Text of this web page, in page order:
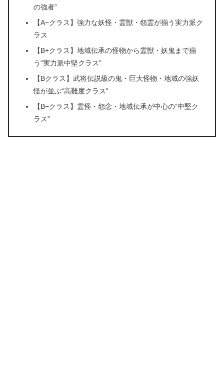
の強者”
【A−クラス】強力な妖怪・霊獣・怨霊が揃う実力派ク
ラス
【B+クラス】地域伝承の怪物から霊獣・妖鬼まで揃
う“実力派中堅クラス”
【Bクラス】武将伝説級の鬼・巨大怪物・地域の強妖
怪が並ぶ“高難度クラス”
【B−クラス】霊怪・怨念・地域伝承が中心の“中堅ク
ラス”